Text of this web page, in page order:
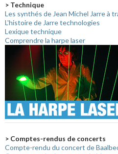
> Technique
Les synthés de Jean Michel Jarre à
L'histoire de Jarre technologies
Lexique technique
Comprendre la harpe laser
> Comptes-rendus de concerts
Compte-rendu du concert de